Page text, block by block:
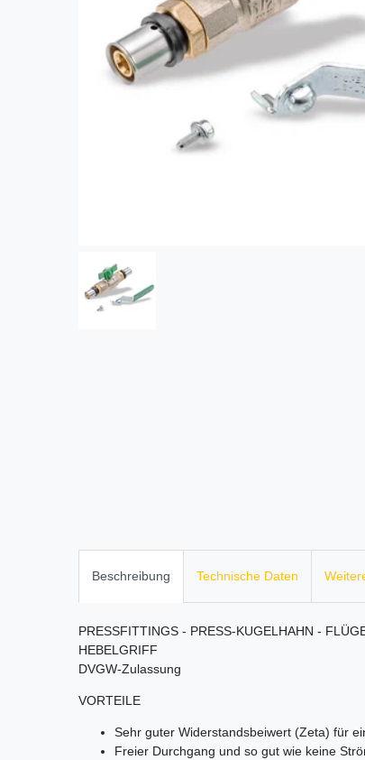
Beschreibung Technische Daten
PRESSFITTINGS - PRESS-KUGELHAHN -
HEBELGRIFF
DVGW-Zulassung
VORTEILE
Sehr guter Widerstandsbeiwert (Zeta) für
Freier Durchgang und so gut wie keine